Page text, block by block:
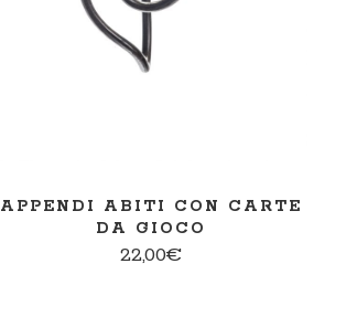
APPENDI ABITI CON CARTE
DA GIOCO
22,00€